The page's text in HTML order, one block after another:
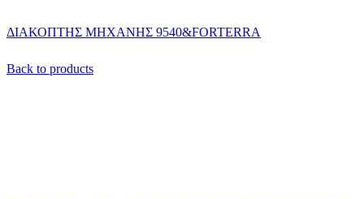
ΔΙΑΚΟΠΤΗΣ ΜΗΧΑΝΗΣ 9540&FORTERRA
Back to products